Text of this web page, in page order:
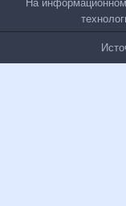
На
рекомендательные